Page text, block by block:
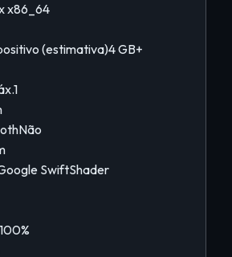
x86_64
(estimativa)4 GB+
1
Não
SwiftShader
100%